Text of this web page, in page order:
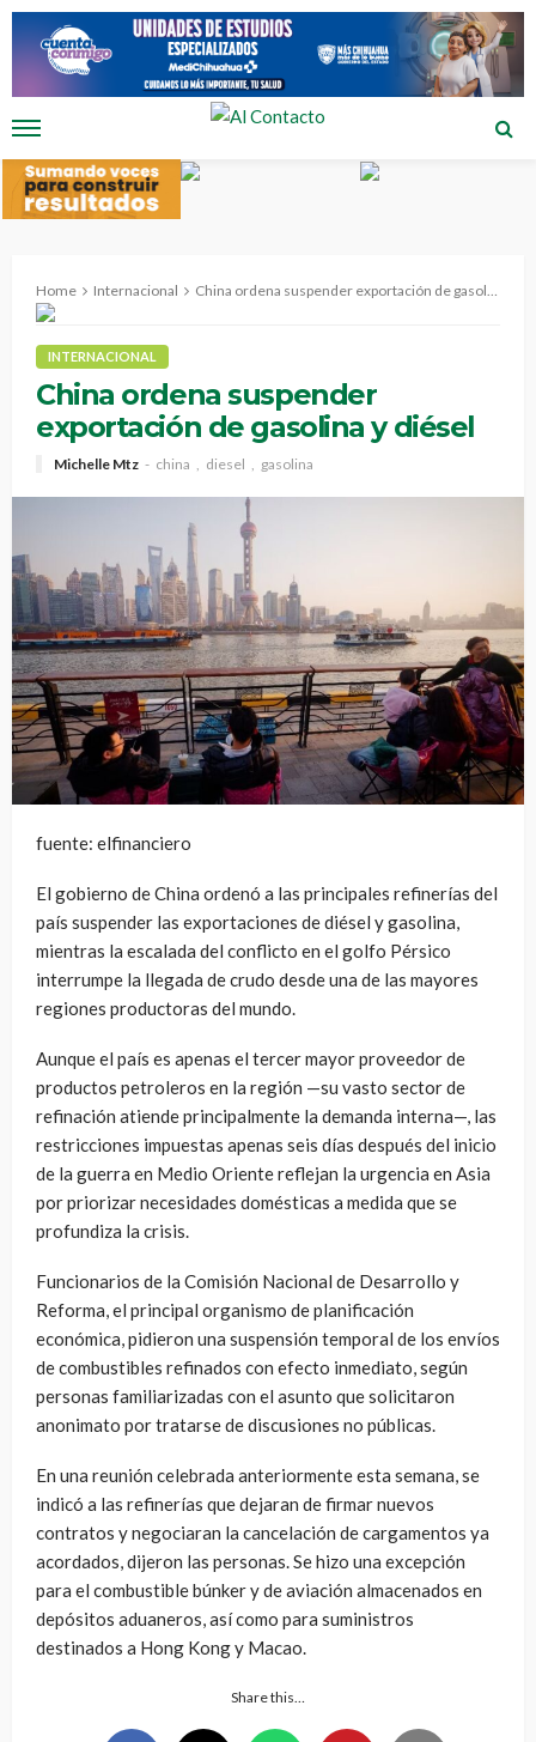
Home Internacional China ordena suspender exportación de gasolina y diésel
INTERNACIONAL
China ordena suspender
exportación de gasolina y diésel
Michelle Mtz china diesel gasolina
fuente: elfinanciero
El gobierno de China ordenó a las principales refinerías del
país suspender las exportaciones de diésel y gasolina,
mientras la escalada del conflicto en el golfo Pérsico
interrumpe la llegada de crudo desde una de las mayores
regiones productoras del mundo.
Aunque el país es apenas el tercer mayor proveedor de
productos petroleros en la región —su vasto sector de
refinación atiende principalmente la demanda interna—, las
restricciones impuestas apenas seis días después del inicio
de la guerra en Medio Oriente reflejan la urgencia en Asia
por priorizar necesidades domésticas a medida que se
profundiza la crisis.
Funcionarios de la Comisión Nacional de Desarrollo y
Reforma, el principal organismo de planificación
económica, pidieron una suspensión temporal de los envíos
de combustibles refinados con efecto inmediato, según
personas familiarizadas con el asunto que solicitaron
anonimato por tratarse de discusiones no públicas.
En una reunión celebrada anteriormente esta semana, se
indicó a las refinerías que dejaran de firmar nuevos
contratos y negociaran la cancelación de cargamentos ya
acordados, dijeron las personas. Se hizo una excepción
para el combustible búnker y de aviación almacenados en
depósitos aduaneros, así como para suministros
destinados a Hong Kong y Macao.
Share this…